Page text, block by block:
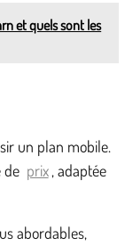
et quels sont les
un plan mobile.
de prix , adaptée
abordables,